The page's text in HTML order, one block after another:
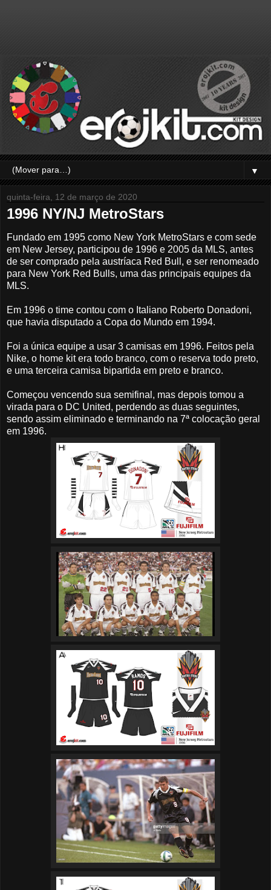
▼
quinta-feira, 12 de março de 2020
1996 NY/NJ MetroStars
Fundado em 1995 como New York MetroStars e com sede
em New Jersey, participou de 1996 e 2005 da MLS, antes
de ser comprado pela austríaca Red Bull, e ser renomeado
para New York Red Bulls, uma das principais equipes da
MLS.
Em 1996 o time contou com o Italiano Roberto Donadoni,
que havia disputado a Copa do Mundo em 1994.
Foi a única equipe a usar 3 camisas em 1996. Feitos pela
Nike, o home kit era todo branco, com o reserva todo preto,
e uma terceira camisa bipartida em preto e branco.
Começou vencendo sua semifinal, mas depois tomou a
virada para o DC United, perdendo as duas seguintes,
sendo assim eliminado e terminando na 7ª colocação geral
em 1996.